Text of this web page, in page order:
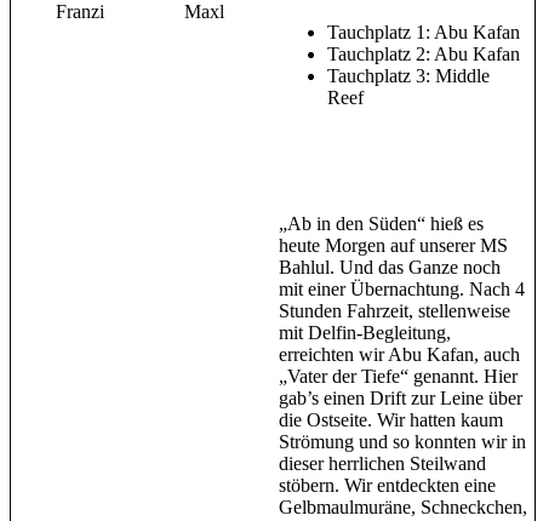
Franzi Maxl
Tauchplatz 1: Abu Kafan
Tauchplatz 2: Abu Kafan
Tauchplatz 3: Middle
Reef
„Ab in den Süden“ hieß es
heute Morgen auf unserer MS
Bahlul. Und das Ganze noch
mit einer Übernachtung. Nach 4
Stunden Fahrzeit, stellenweise
mit Delfin-Begleitung,
erreichten wir Abu Kafan, auch
„Vater der Tiefe“ genannt. Hier
gab’s einen Drift zur Leine über
die Ostseite. Wir hatten kaum
Strömung und so konnten wir in
dieser herrlichen Steilwand
stöbern. Wir entdeckten eine
Gelbmaulmuräne, Schneckchen,